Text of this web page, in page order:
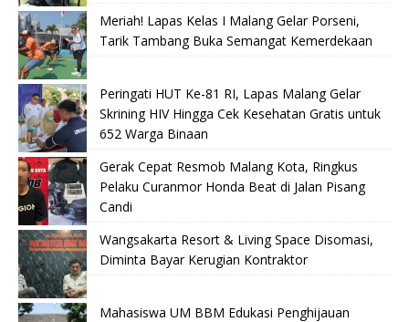
Meriah! Lapas Kelas I Malang Gelar Porseni,
Tarik Tambang Buka Semangat Kemerdekaan
Peringati HUT Ke-81 RI, Lapas Malang Gelar
Skrining HIV Hingga Cek Kesehatan Gratis untuk
652 Warga Binaan
Gerak Cepat Resmob Malang Kota, Ringkus
Pelaku Curanmor Honda Beat di Jalan Pisang
Candi
Wangsakarta Resort & Living Space Disomasi,
Diminta Bayar Kerugian Kontraktor
Mahasiswa UM BBM Edukasi Penghijauan